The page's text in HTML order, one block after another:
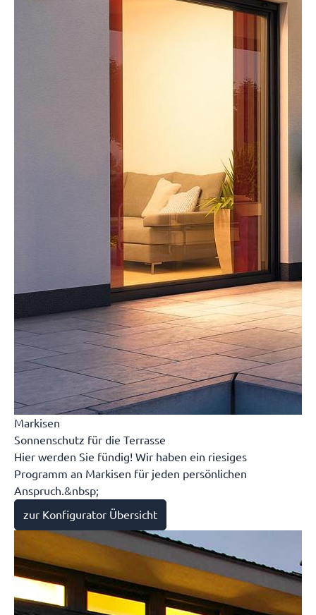
Markisen
Sonnenschutz für die Terrasse
Hier werden Sie fündig! Wir haben ein riesiges
Programm an Markisen für jeden persönlichen
Anspruch.&nbsp;
zur Konfigurator Übersicht